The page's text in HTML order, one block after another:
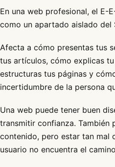
En una web profesional, el E-
como un apartado aislado del
Afecta a cómo presentas tus
tus artículos, cómo explicas
estructuras tus páginas y
incertidumbre de la persona
Una web puede tener buen
transmitir confianza. También
contenido, pero estar tan mal
usuario no encuentra el